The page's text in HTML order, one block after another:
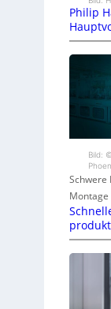
Philip
Bild:
Schwere